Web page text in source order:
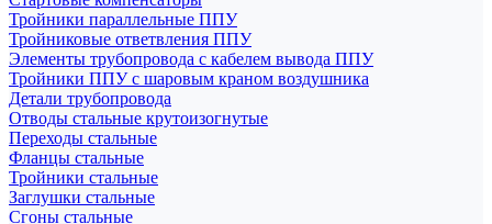
Тройники параллельные ППУ
Тройниковые ответвления ППУ
Элементы трубопровода с кабелем вывода ППУ
Тройники ППУ с шаровым краном воздушника
Детали трубопровода
Отводы стальные крутоизогнутые
Переходы стальные
Фланцы стальные
Тройники стальные
Заглушки стальные
Сгоны стальные